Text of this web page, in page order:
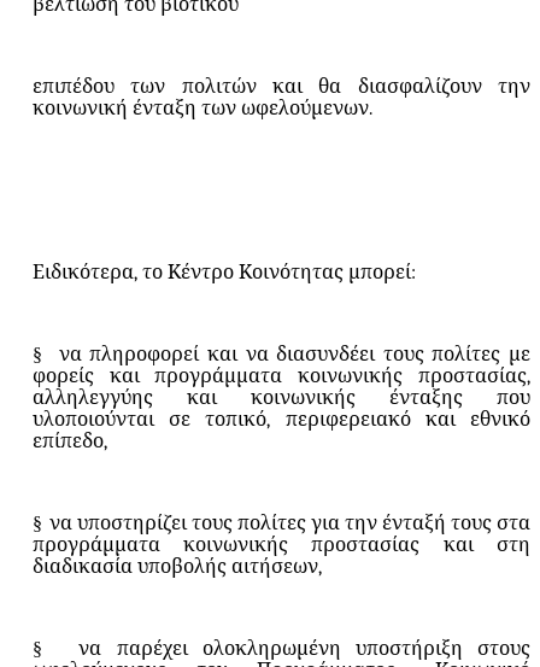
βελτίωση του βιοτικού
επιπέδου των πολιτών και θα διασφαλίζουν την
κοινωνική ένταξη των ωφελούμενων.
Ειδικότερα, το Κέντρο Κοινότητας μπορεί:
§
να πληροφορεί και να διασυνδέει τους πολίτες με
φορείς και προγράμματα κοινωνικής προστασίας,
αλληλεγγύης και κοινωνικής ένταξης που
υλοποιούνται σε τοπικό, περιφερειακό και εθνικό
επίπεδο,
§ να υποστηρίζει τους πολίτες για την ένταξή τους στα
προγράμματα κοινωνικής προστασίας και στη
διαδικασία υποβολής αιτήσεων,
§
να παρέχει ολοκληρωμένη υποστήριξη στους